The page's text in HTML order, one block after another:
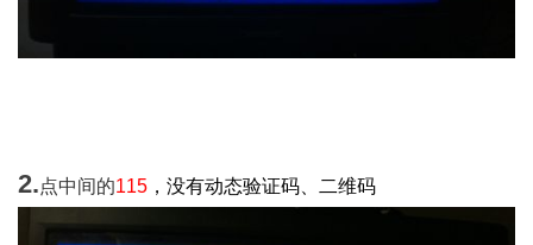
2.点中间的115 ，没有动态验证码、二维码